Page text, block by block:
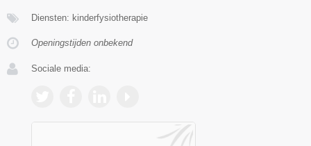
Diensten: kinderfysiotherapie
Openingstijden onbekend
Sociale media: